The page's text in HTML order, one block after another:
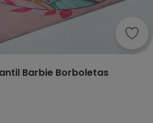
Barbie Borboletas